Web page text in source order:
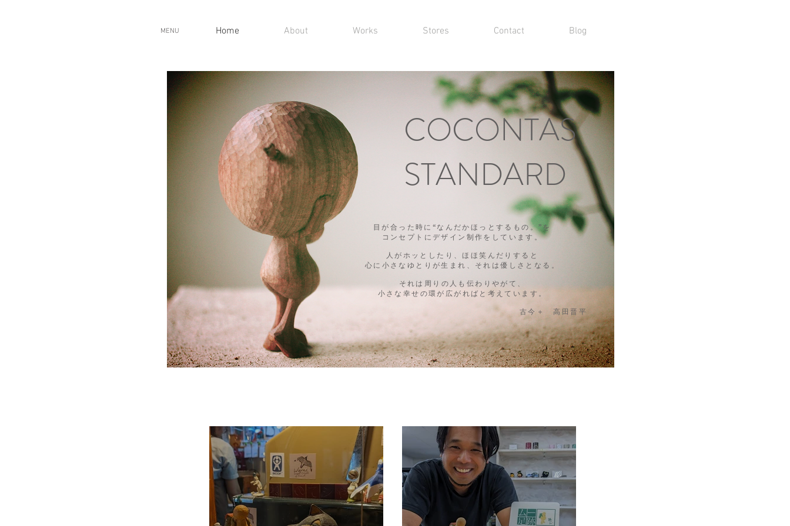
MENU Home About Works Stores Contact Blog
目が合った時に“なんだかほっとするもの。”を
コンセプトにデザイン制作をしています。
人がホッとしたり、ほほ笑んだりすると
心に小さなゆとりが生まれ、それは優しさとなる。
それは周りの人も伝わりやがて、
小さな幸せの環が広がればと考えています。
​古今＋ 高田晋平
COCONTAS
STANDARD